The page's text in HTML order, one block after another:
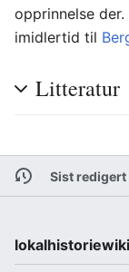
opprinnelse der.
imidlertid til
Litteratur
Sist redigert